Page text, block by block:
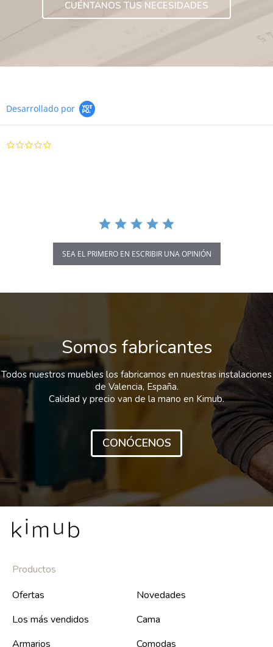
CUÉNTANOS TUS NECESIDADES
Desarrollado por
SEA EL PRIMERO EN ESCRIBIR UNA OPINIÓN
Somos fabricantes
Todos nuestros muebles los fabricamos en nuestras instalaciones
de Valencia, España.
Calidad y precio van de la mano en Kimub.
CONÓCENOS
Productos
Ofertas
Novedades
Los más vendidos
Cama
Armarios
Comodas